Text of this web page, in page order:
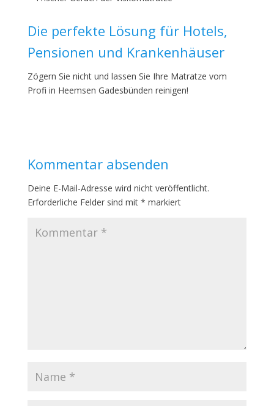
Die perfekte Lösung für Hotels,
Pensionen und Krankenhäuser
Zögern Sie nicht und lassen Sie Ihre Matratze vom
Profi in Heemsen Gadesbünden reinigen!
Kommentar absenden
Deine E-Mail-Adresse wird nicht veröffentlicht.
Erforderliche Felder sind mit * markiert